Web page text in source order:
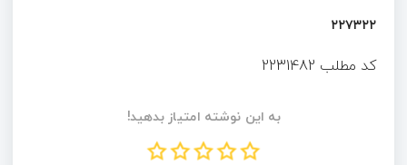
۲۲۷۳۲۲
کد مطلب 2231482
به این نوشته امتیاز بدهید!